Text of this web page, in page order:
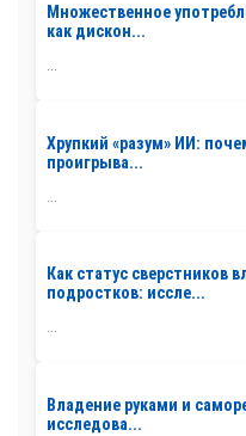
Множественное
как дискон...
...
Хрупкий «разум» ИИ:
проигрыва...
Как статус сверстников
подростков: иссле...
...
Владение руками и
исследова...